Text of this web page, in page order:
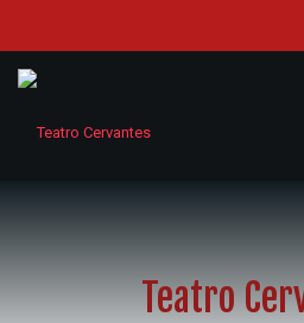
Teatro